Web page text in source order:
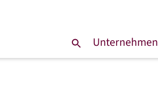
Suche
Unternehmen